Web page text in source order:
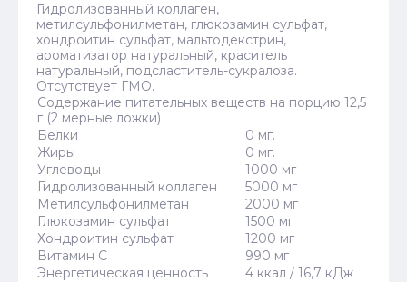
Гидролизованный коллаген,
метилсульфонилметан, глюкозамин сульфат,
хондроитин сульфат, мальтодекстрин,
ароматизатор натуральный, краситель
натуральный, подсластитель-сукралоза.
Отсутствует ГМО.
Содержание питательных веществ на порцию 12,5
г (2 мерные ложки)
Белки
0 мг.
Жиры
0 мг.
Углеводы
1000 мг
Гидролизованный коллаген
5000 мг
Метилсульфонилметан
2000 мг
Глюкозамин сульфат
1500 мг
Хондроитин сульфат
1200 мг
Витамин С
990 мг
Энергетическая ценность
4 ккал / 16,7 кДж